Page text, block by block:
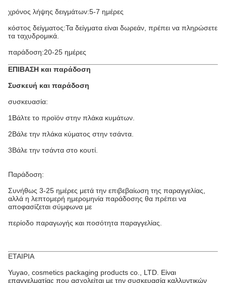
χρόνος λήψης δειγμάτων:5-7 ημέρες
κόστος δείγματος:Τα δείγματα είναι δωρεάν, πρέπει να πληρώσετε
τα ταχυδρομικά.
παράδοση:20-25 ημέρες
ΕΠΙΒΑΣΗ και παράδοση
Συσκευή και παράδοση
συσκευασία:
1Βάλτε το προϊόν στην πλάκα κυμάτων.
2Βάλε την πλάκα κύματος στην τσάντα.
3Βάλε την τσάντα στο κουτί.
Παράδοση:
Συνήθως 3-25 ημέρες μετά την επιβεβαίωση της παραγγελίας,
αλλά η λεπτομερή ημερομηνία παράδοσης θα πρέπει να
αποφασίζεται σύμφωνα με
περίοδο παραγωγής και ποσότητα παραγγελίας.
ΕΤΑΙΡΙΑ
Yuyao, cosmetics packaging products co., LTD. Είναι
επαγγελματίας που ασχολείται με την συσκευασία καλλυντικών